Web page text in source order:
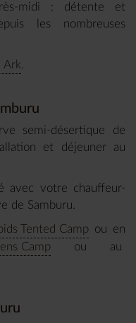
midi : détente et
les nombreuses
Ark
semi-désertique de
et déjeuner au
avec votre chauffeur-
de Samburu.
Tented Camp ou en
Camp ou au